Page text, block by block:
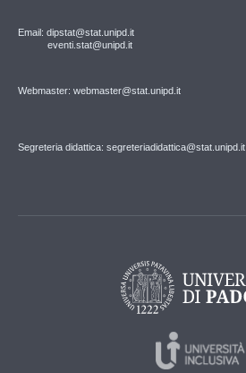
Email: dipstat@stat.unipd.it
eventi.stat@unipd.it
Webmaster: webmaster@stat.unipd.it
Segreteria didattica: segreteriadidattica@stat.unipd.it